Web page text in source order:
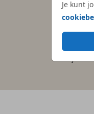
Je kunt